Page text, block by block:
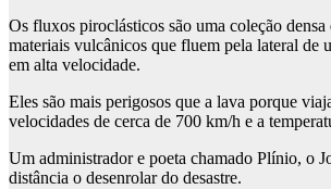
Os fluxos piroclásticos são uma coleção densa
materiais vulcânicos que fluem pela lateral de
em alta velocidade.
Eles são mais perigosos que a lava porque
velocidades de cerca de 700 km/h e a
Um administrador e poeta chamado Plínio, o
distância o desenrolar do desastre.